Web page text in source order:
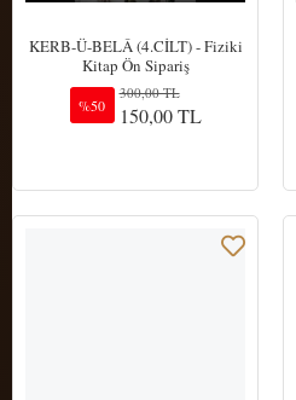
KERB-Ü-BELÂ (4.CİLT) - Fiziki
Kitap Ön Sipariş
%50
300,00 TL
150,00 TL